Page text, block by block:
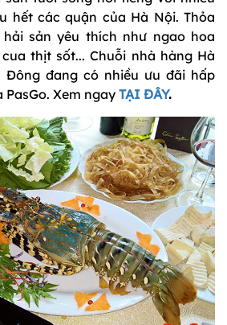
hết các quận của Hà Nội. Thỏa
sản yêu thích như ngao hoa
thịt sốt... Chuỗi nhà hàng Hà
Đông đang có nhiều ưu đãi hấp
Xem ngay TẠI ĐÂY.